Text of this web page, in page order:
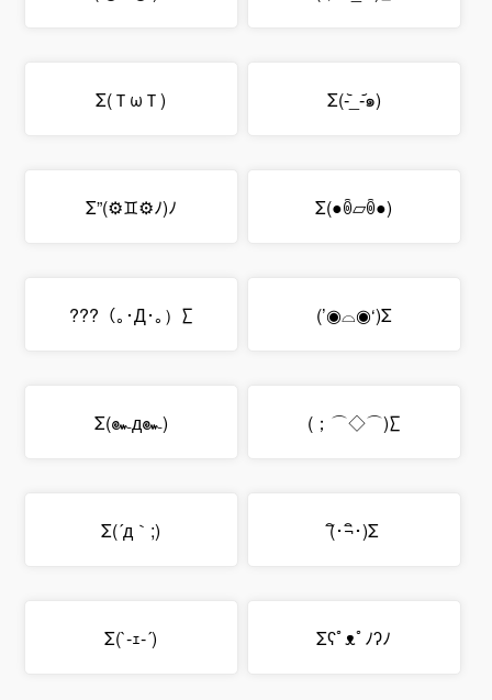
Σ(-᷅_-᷄๑)
Σ(ＴωＴ)
Σ(●ꉺ▱ꉺ●)
Σ”(⚙♊⚙ﾉ)ﾉ
Σ(‘◉⌓◉’)
∑（｡･Д･｡）???
∑(⌒◇⌒；)
Σ(๛д๛)
Σ(･ิ¬･ิ)
Σ(´д｀;)
Σʕﾟᴥﾟﾉʔﾉ
Σ(`‐ｪ‐´)